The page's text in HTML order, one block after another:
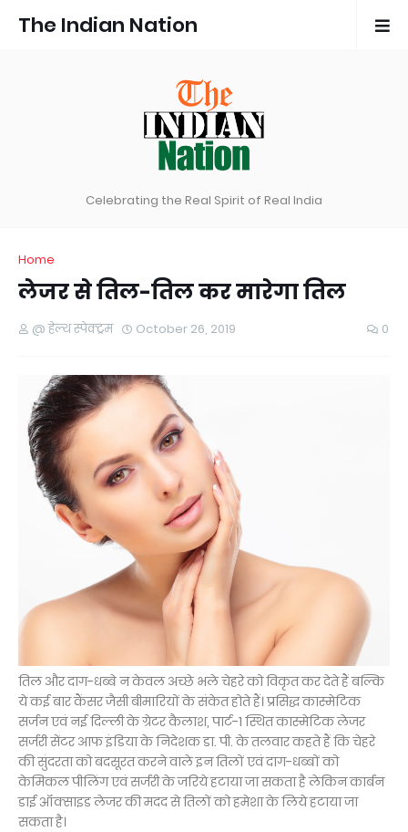
The Indian Nation
Celebrating the Real Spirit of Real India
Home
लेजर से तिल-तिल कर मारेगा तिल
@ हेल्थ स्पेक्ट्रम October 26, 2019 0
तिल और दाग-धब्बे न केवल अच्छे भले चेहरे को विकृत कर देते हैं बल्कि
ये कई बार कैंसर जैसी बीमारियों के संकेत होते हैं। प्रसिद्ध कास्मेटिक
सर्जन एवं नई दिल्ली के ग्रेटर कैलाश, पार्ट-1 स्थित कास्मेटिक लेजर
सर्जरी सेंटर आफ इंडिया के निदेशक डा. पी. के तलवार कहते हैं कि चेहरे
की सुंदरता को बदसूरत करने वाले इन तिलों एवं दाग-धब्बों को
केमिकल पीलिंग एवं सर्जरी के जरिये हटाया जा सकता है लेकिन कार्बन
डाई ऑक्साइड लेजर की मदद से तिलों को हमेशा के लिये हटाया जा
सकता है।